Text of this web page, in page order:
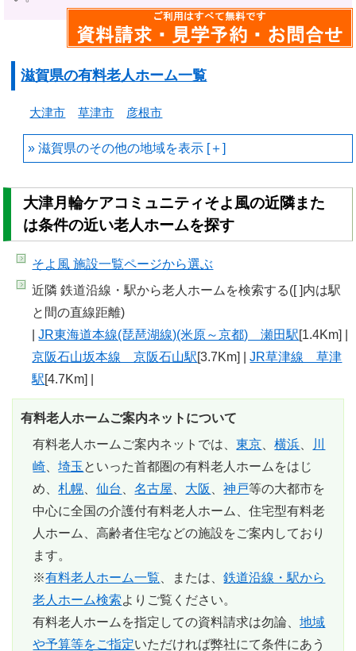
滋賀県の有料老人ホーム一覧
大津市 草津市 彦根市
滋賀県のその他の地域を
大津月輪ケアコミュニティそよ風の近隣また
は条件の近い老人ホームを探す
そよ風 施設一覧ページから選ぶ
近隣 鉄道沿線・駅から老人ホームを検索する([ ]内は駅
と間の直線距離)
|JR東海道本線(琵琶湖線)(米原～京都) 瀬田駅[1.4Km] |
京阪石山坂本線 京阪石山駅[3.7Km] |JR草津線 草津
駅[4.7Km] |
有料老人ホームご案内ネットについて
有料老人ホームご案内ネットでは、東京 、横浜
川
崎 、埼玉 といった首都圏の有料老人ホームをはじ
め、札幌 、仙台 、名古屋 大阪 、神戸等の大都市を
中心に全国の介護付有料老人ホーム、住宅型有料老
人ホーム、高齢者住宅などの施設をご案内しており
ます。
※有料老人ホーム一覧 、または、鉄道沿線・駅から
老人ホーム検索よりご覧ください。
有料老人ホームを指定しての資料請求は勿論、地域
や予算等をご指定いただければ弊社にて条件にあう